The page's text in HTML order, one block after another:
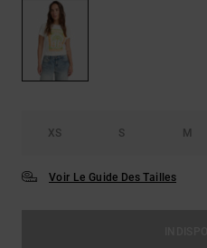
XS S M
Voir Le Guide Des Tailles